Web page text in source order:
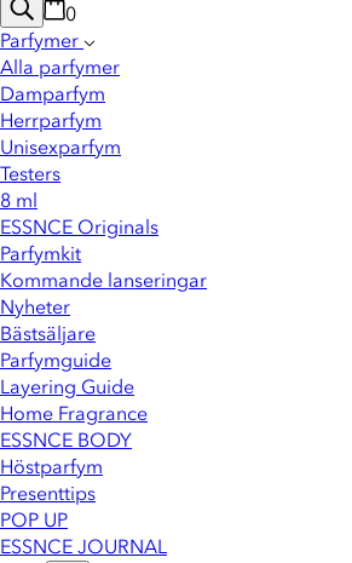
0
Parfymer
Alla parfymer
Damparfym
Herrparfym
Unisexparfym
Testers
8 ml
ESSNCE Originals
Parfymkit
Kommande lanseringar
Nyheter
Bästsäljare
Parfymguide
Layering Guide
Home Fragrance
ESSNCE BODY
Höstparfym
Presenttips
POP UP
ESSNCE JOURNAL